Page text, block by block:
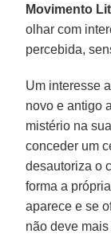
Movimento
olhar com
percebida,
Um interesse
novo e antigo
mistério na
conceder um
desautoriza o
forma a
aparece e se
não deve